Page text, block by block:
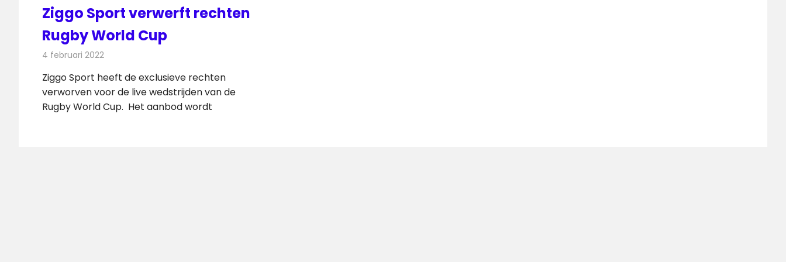
Ziggo Sport verwerft rechten
Rugby World Cup
4 februari 2022
Ziggo Sport heeft de exclusieve rechten
verworven voor de live wedstrijden van de
Rugby World Cup. Het aanbod wordt